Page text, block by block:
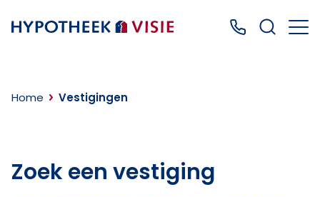
Terug naar home Bel ons: 0499
Home Vestigingen
Zoek een vestiging